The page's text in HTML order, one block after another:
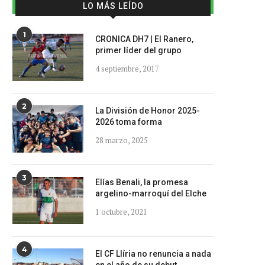
LO MÁS LEÍDO
1
CRONICA DH7 | El Ranero,
primer líder del grupo
4 septiembre, 2017
2
La División de Honor 2025-
2026 toma forma
28 marzo, 2025
3
Elías Benali, la promesa
argelino-marroquí del Elche
1 octubre, 2021
4
El CF Llíria no renuncia a nada